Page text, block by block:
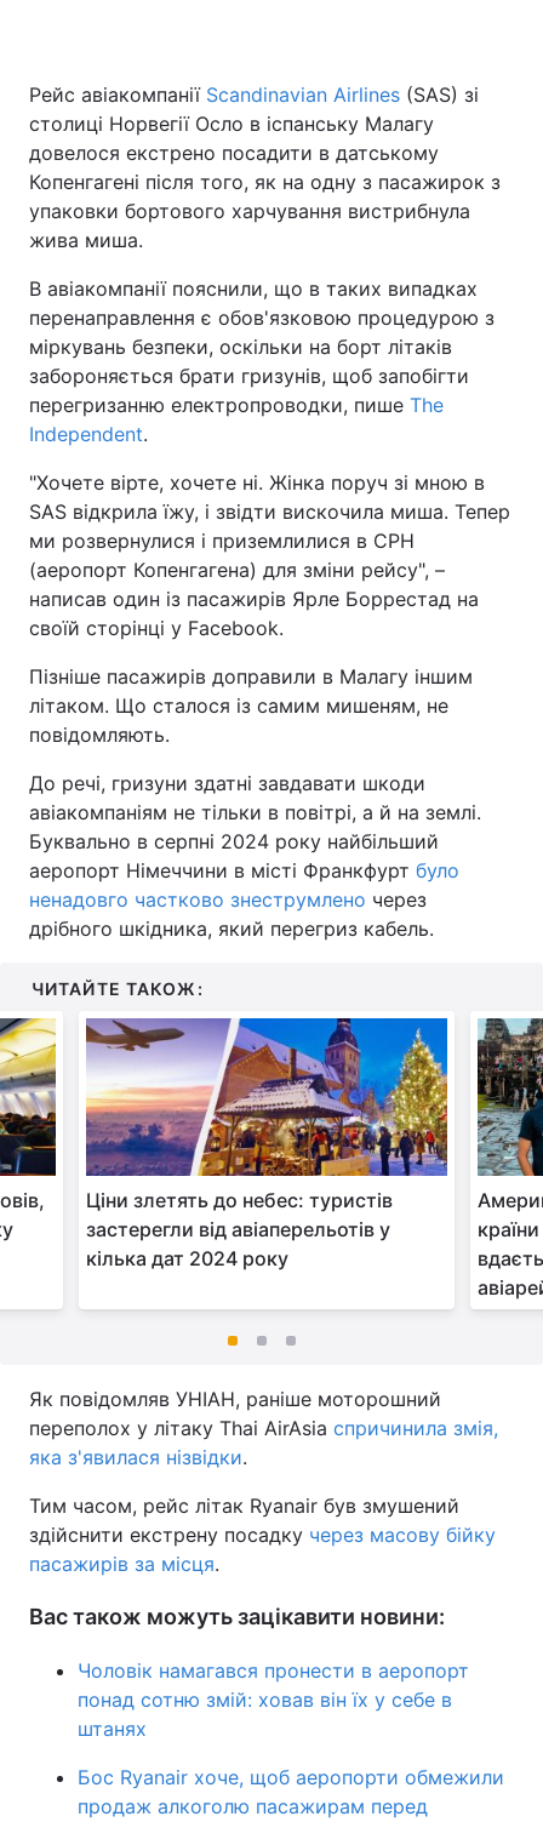
Рейс авіакомпанії Scandinavian Airlines (SAS) зі
столиці Норвегії Осло в іспанську Малагу
довелося екстрено посадити в датському
Копенгагені після того, як на одну з пасажирок з
упаковки бортового харчування вистрибнула
жива миша.
В авіакомпанії пояснили, що в таких випадках
перенаправлення є обов'язковою процедурою з
міркувань безпеки, оскільки на борт літаків
забороняється брати гризунів, щоб запобігти
перегризанню електропроводки, пише The
Independent.
"Хочете вірте, хочете ні. Жінка поруч зі мною в
SAS відкрила їжу, і звідти вискочила миша. Тепер
ми розвернулися і приземлилися в CPH
(аеропорт Копенгагена) для зміни рейсу", –
написав один із пасажирів Ярле Боррестад на
своїй сторінці у Facebook.
Пізніше пасажирів доправили в Малагу іншим
літаком. Що сталося із самим мишеням, не
повідомляють.
До речі, гризуни здатні завдавати шкоди
авіакомпаніям не тільки в повітрі, а й на землі.
Буквально в серпні 2024 року найбільший
аеропорт Німеччини в місті Франкфурт було
ненадовго частково знеструмлено через
дрібного шкідника, який перегриз кабель.
ЧИТАЙТЕ ТАКОЖ:
Ціни злетять до небес: туристів
застерегли від авіаперельотів у
кілька дат 2024 року
Як повідомляв УНІАН, раніше моторошний
переполох у літаку Thai AirAsia спричинила змія,
яка з'явилася нізвідки.
Тим часом, рейс літак Ryanair був змушений
здійснити екстрену посадку через масову бійку
пасажирів за місця.
Вас також можуть зацікавити новини:
Чоловік намагався пронести в аеропорт
понад сотню змій: ховав він їх у себе в
штанях
Бос Ryanair хоче, щоб аеропорти обмежили
продаж алкоголю пасажирам перед